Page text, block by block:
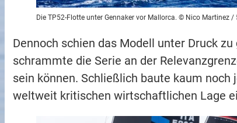
Die TP52-Flotte unter Gennaker vor Mallorca. © Nico Martinez /
Dennoch schien das Modell unter Druck
schrammte die Serie an der
sein können. Schließlich baute kaum
weltweit kritischen wirtschaftlichen Lage